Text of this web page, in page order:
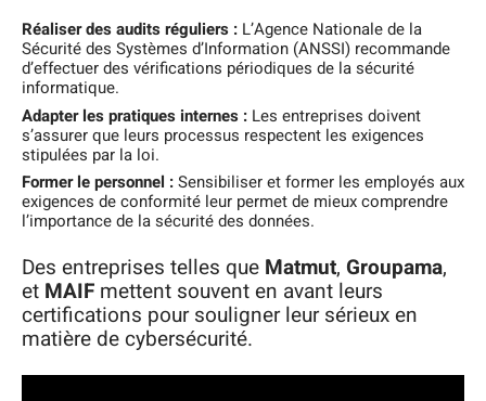
Réaliser des audits réguliers : L’Agence Nationale de la
Sécurité des Systèmes d’Information (ANSSI) recommande
d’effectuer des vérifications périodiques de la sécurité
informatique.
Adapter les pratiques internes : Les entreprises doivent
s’assurer que leurs processus respectent les exigences
stipulées par la loi.
Former le personnel :Sensibiliser et former les employés aux
exigences de conformité leur permet de mieux comprendre
l’importance de la sécurité des données.
Des entreprises telles que Matmut, Groupama,
et MAIF mettent souvent en avant leurs
certifications pour souligner leur sérieux en
matière de cybersécurité.